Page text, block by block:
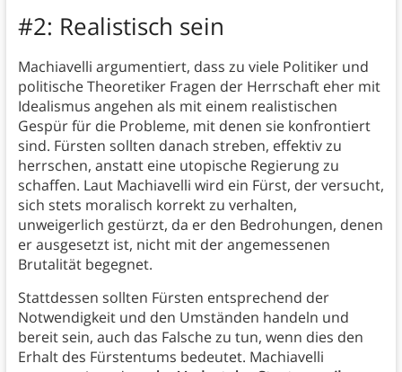
#2: Realistisch sein
Machiavelli argumentiert, dass zu viele Politiker und
politische Theoretiker Fragen der Herrschaft eher mit
Idealismus angehen als mit einem realistischen
Gespür für die Probleme, mit denen sie konfrontiert
sind. Fürsten sollten danach streben, effektiv zu
herrschen, anstatt eine utopische Regierung zu
schaffen. Laut Machiavelli wird ein Fürst, der versucht,
sich stets moralisch korrekt zu verhalten,
unweigerlich gestürzt, da er den Bedrohungen, denen
er ausgesetzt ist, nicht mit der angemessenen
Brutalität begegnet.
Stattdessen sollten Fürsten entsprechend der
Notwendigkeit und den Umständen handeln und
bereit sein, auch das Falsche zu tun, wenn dies den
Erhalt des Fürstentums bedeutet. Machiavelli